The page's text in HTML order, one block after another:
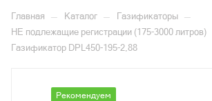
Главная — Каталог — Газификаторы —
НЕ подлежащие регистрации (175-3000 литров)
Газификатор DPL450-195-2,88
Рекомендуем